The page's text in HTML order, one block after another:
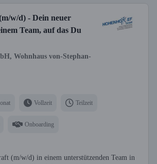
w/d) - Dein neuer
Team, auf das Du
Wohnhaus von-Stephan-
Vollzeit Teilzeit
Onboarding
(m/w/d) in einem unterstützenden Team in